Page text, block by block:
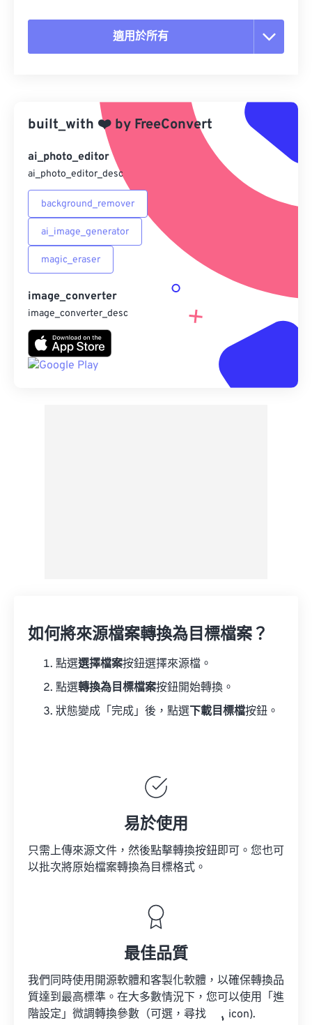
適用於所有
另存為預設
built_with ❤️ by FreeConvert
ai_photo_editor
ai_photo_editor_desc
background_remover
ai_image_generator
magic_eraser
image_converter
image_converter_desc
如何將來源檔案轉換為目標檔案？
點選選擇檔案按鈕選擇來源檔。
點選轉換為目標檔案按鈕開始轉換。
狀態變成「完成」後，點選 下載目標檔按鈕。
易於使用
只需上傳來源文件，然後點擊轉換按鈕即可。您也可
以批次將原始檔案轉換為目標格式。
最佳品質
我們同時使用開源軟體和客製化軟體，以確保轉換品
質達到最高標準。在大多數情況下，您可以使用「進
階設定」微調轉換參數（可選，尋找
icon).